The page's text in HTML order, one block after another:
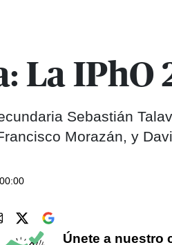
La IPhO
Sebastián
Morazán, y
Únete a nuestro